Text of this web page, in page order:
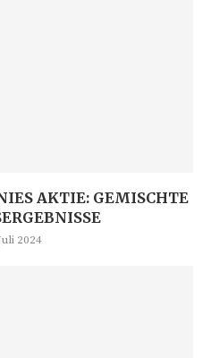
AKTIE: GEMISCHTE
2024